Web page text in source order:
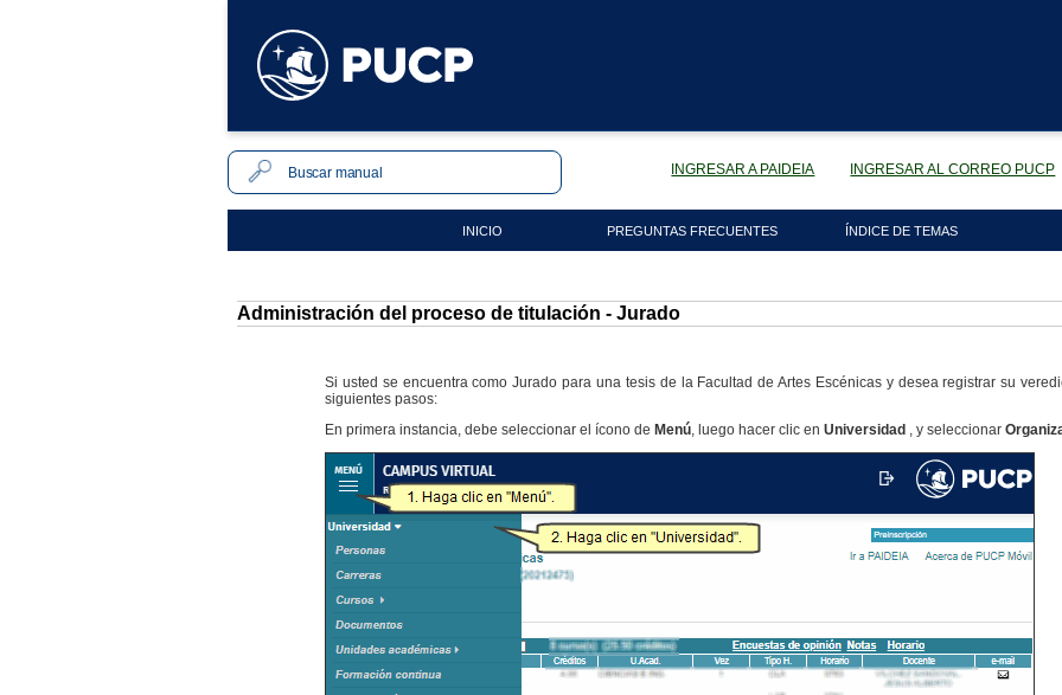
INGRESAR A PAIDEIA INGRESAR AL CORREO PUCP
INICIO PREGUNTAS FRECUENTES ÍNDICE DE TEMAS
Administración del proceso de titulación - Jurado
Si usted se encuentra como Jurado para una tesis de la Facultad de Artes Escénicas y desea registrar su
siguientes pasos:
En primera instancia, debe seleccionar el ícono de Menú, luego hacer clic en Universidad , y seleccionar